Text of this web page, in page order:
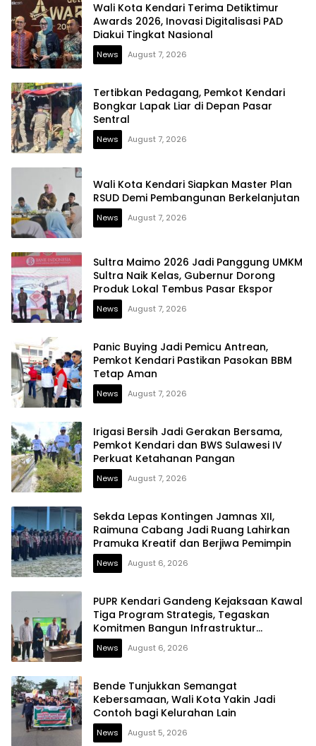
Wali Kota Kendari Terima Detiktimur
Awards 2026, Inovasi Digitalisasi PAD
Diakui Tingkat Nasional
News August 7, 2026
Tertibkan Pedagang, Pemkot Kendari
Bongkar Lapak Liar di Depan Pasar
Sentral
News August 7, 2026
Wali Kota Kendari Siapkan Master Plan
RSUD Demi Pembangunan Berkelanjutan
News August 7, 2026
Sultra Maimo 2026 Jadi Panggung UMKM
Sultra Naik Kelas, Gubernur Dorong
Produk Lokal Tembus Pasar Ekspor
News August 7, 2026
Panic Buying Jadi Pemicu Antrean,
Pemkot Kendari Pastikan Pasokan BBM
Tetap Aman
News August 7, 2026
Irigasi Bersih Jadi Gerakan Bersama,
Pemkot Kendari dan BWS Sulawesi IV
Perkuat Ketahanan Pangan
News August 7, 2026
Sekda Lepas Kontingen Jamnas XII,
Raimuna Cabang Jadi Ruang Lahirkan
Pramuka Kreatif dan Berjiwa Pemimpin
News August 6, 2026
PUPR Kendari Gandeng Kejaksaan Kawal
Tiga Program Strategis, Tegaskan
Komitmen Bangun Infrastruktur
Berintegritas
News August 6, 2026
Bende Tunjukkan Semangat
Kebersamaan, Wali Kota Yakin Jadi
Contoh bagi Kelurahan Lain
News August 5, 2026